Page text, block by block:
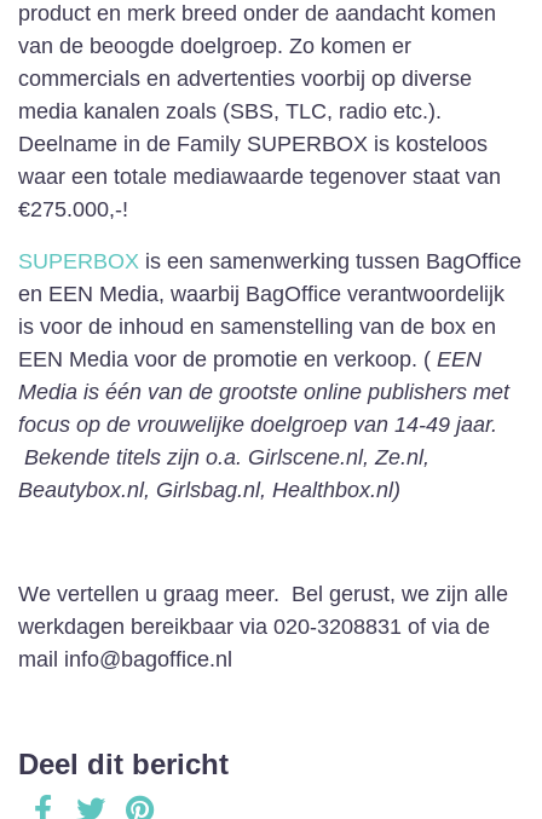
product en merk breed onder de aandacht komen
van de beoogde doelgroep. Zo komen er
commercials en advertenties voorbij op diverse
media kanalen zoals (SBS, TLC, radio etc.).
Deelname in de Family SUPERBOX is kosteloos
waar een totale mediawaarde tegenover staat van
€275.000,-!
SUPERBOX is een samenwerking tussen BagOffice
en EEN Media, waarbij BagOffice verantwoordelijk
is voor de inhoud en samenstelling van de box en
EEN Media voor de promotie en verkoop. ( EEN
Media is één van de grootste online publishers met
focus op de vrouwelijke doelgroep van 14-49 jaar.
Bekende titels zijn o.a. Girlscene.nl, Ze.nl,
Beautybox.nl, Girlsbag.nl, Healthbox.nl)
We vertellen u graag meer. Bel gerust, we zijn alle
werkdagen bereikbaar via 020-3208831 of via de
mail info@bagoffice.nl
Deel dit bericht